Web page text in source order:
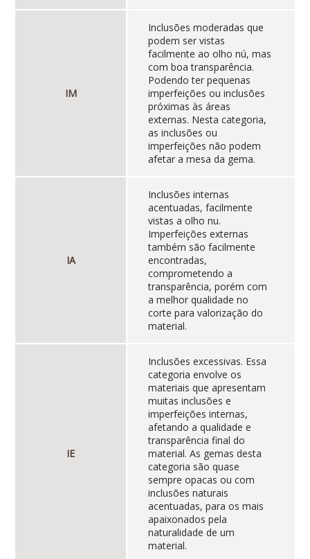
IM
Inclusões moderadas que
podem ser vistas
facilmente ao olho nú, mas
com boa transparência.
Podendo ter pequenas
imperfeições ou inclusões
próximas às áreas
externas. Nesta categoria,
as inclusões ou
imperfeições não podem
afetar a mesa da gema.
IA
Inclusões internas
acentuadas, facilmente
vistas a olho nu.
Imperfeições externas
também são facilmente
encontradas,
comprometendo a
transparência, porém com
a melhor qualidade no
corte para valorização do
material.
IE
Inclusões excessivas. Essa
categoria envolve os
materiais que apresentam
muitas inclusões e
imperfeições internas,
afetando a qualidade e
transparência final do
material. As gemas desta
categoria são quase
sempre opacas ou com
inclusões naturais
acentuadas, para os mais
apaixonados pela
naturalidade de um
material.